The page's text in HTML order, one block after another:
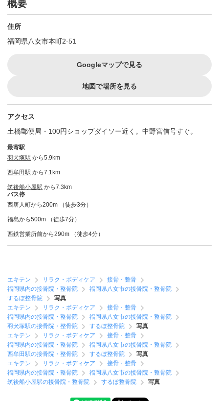
概要
住所
福岡県八女市本町2-51
Googleマップで見る
地図で場所を見る
アクセス
土橋郵便局・100円ショップダイソー近く。中野宮信号すぐ。
最寄駅
羽犬塚駅 から5.9km
西牟田駅 から7.1km
筑後船小屋駅 から7.3km
バス停
西唐人町から200m （徒歩3分）
福島から500m （徒歩7分）
西鉄営業所前から290m （徒歩4分）
エキテン リラク・ボディケア
接骨・整骨
福岡県内の接骨院・整骨院
福岡県八女市の接骨院・整骨院
するぼ整骨院
写真
エキテン
リラク・ボディケア
接骨・整骨
福岡県内の接骨院・整骨院
福岡県八女市の接骨院・整骨院
羽犬塚駅の接骨院・整骨院
するぼ整骨院
写真
エキテン
リラク・ボディケア
接骨・整骨
福岡県内の接骨院・整骨院
福岡県八女市の接骨院・整骨院
西牟田駅の接骨院・整骨院
するぼ整骨院
写真
エキテン
リラク・ボディケア
接骨・整骨
福岡県内の接骨院・整骨院
福岡県八女市の接骨院・整骨院
筑後船小屋駅の接骨院・整骨院
するぼ整骨院 写真